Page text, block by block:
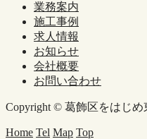
業務案内
施工事例
求人情報
お知らせ
会社概要
お問い合わせ
Copyright © 葛飾区をはじめ
Home Tel Map Top